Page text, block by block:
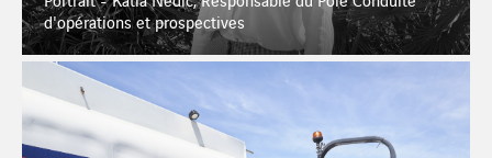
d'opérations et prospectives